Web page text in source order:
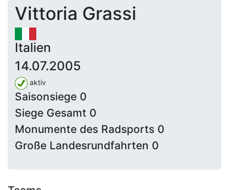
Vittoria Grassi
Italien
14.07.2005
aktiv
Saisonsiege 0
Siege Gesamt 0
Monumente des Radsports 0
Große Landesrundfahrten 0